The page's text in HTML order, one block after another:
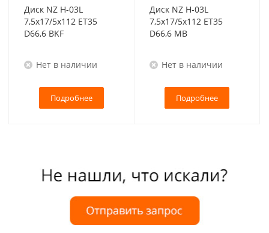
Диск NZ H-03L
7,5x17/5x112 ET35
D66,6 BKF
Нет в наличии
Подробнее
Диск NZ H-03L
7,5x17/5x112 ET35
D66,6 MB
Нет в наличии
Подробнее